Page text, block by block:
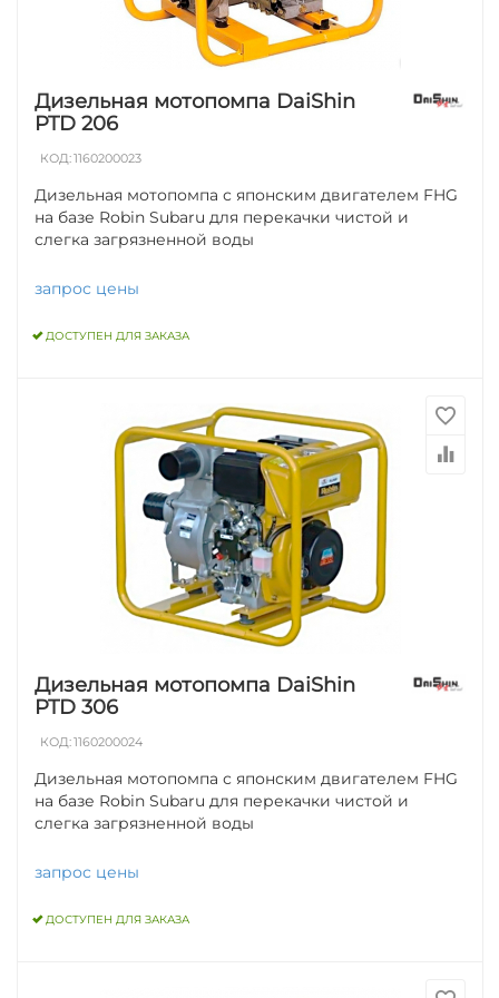
Дизельная мотопомпа DaiShin
PTD 206
КОД:1160200023
Дизельная мотопомпа с японским двигателем FHG
на базе Robin Subaru для перекачки чистой и
слегка загрязненной воды
запрос цены
ДОСТУПЕН ДЛЯ ЗАКАЗА
Дизельная мотопомпа DaiShin
PTD 306
КОД:1160200024
Дизельная мотопомпа с японским двигателем FHG
на базе Robin Subaru для перекачки чистой и
слегка загрязненной воды
запрос цены
ДОСТУПЕН ДЛЯ ЗАКАЗА